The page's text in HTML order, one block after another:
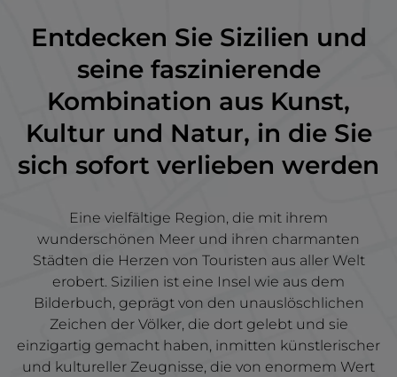
Entdecken Sie Sizilien und
seine faszinierende
Kombination aus Kunst,
Kultur und Natur, in die Sie
sich sofort verlieben werden
Eine vielfältige Region, die mit ihrem
wunderschönen Meer und ihren charmanten
Städten die Herzen von Touristen aus aller Welt
erobert. Sizilien ist eine Insel wie aus dem
Bilderbuch, geprägt von den unauslöschlichen
Zeichen der Völker, die dort gelebt und sie
einzigartig gemacht haben, inmitten künstlerischer
und kultureller Zeugnisse, die von enormem Wert